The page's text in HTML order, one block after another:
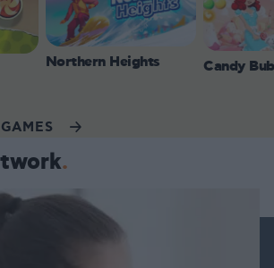
Northern Heights Candy